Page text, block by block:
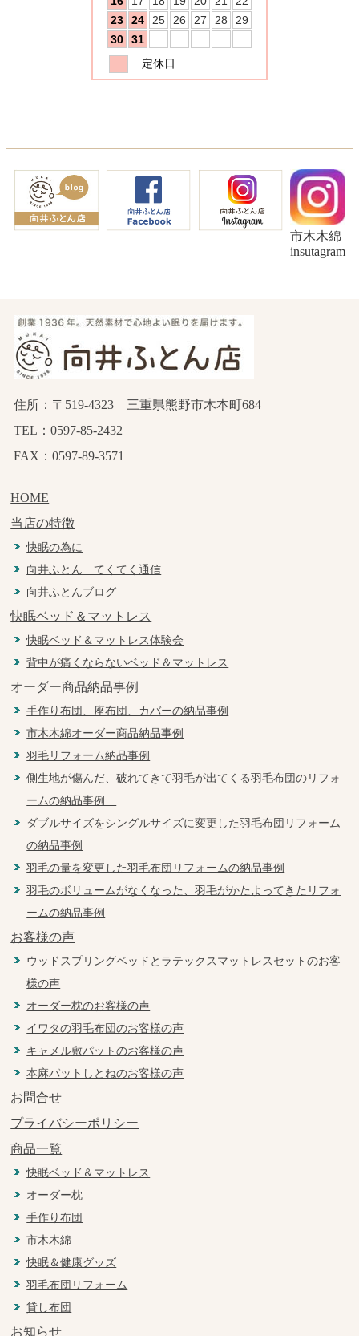
市木木綿
insutagram
住所：〒519-4323 三重県熊野市木本町684
TEL：0597-85-2432
FAX：0597-89-3571
HOME
当店の特徴
快眠の為に
向井ふとん てくてく通信
向井ふとんブログ
快眠ベッド＆マットレス
快眠ベッド＆マットレス体験会
背中が痛くならないベッド＆マットレス
オーダー商品納品事例
手作り布団、座布団、カバーの納品事例
市木木綿オーダー商品納品事例
羽毛リフォーム納品事例
側生地が傷んだ、破れてきて羽毛が出てくる羽毛布団のリフォ
ームの納品事例
ダブルサイズをシングルサイズに変更した羽毛布団リフォーム
の納品事例
羽毛の量を変更した羽毛布団リフォームの納品事例
羽毛のボリュームがなくなった、羽毛がかたよってきたリフォ
ームの納品事例
お客様の声
ウッドスプリングベッドとラテックスマットレスセットのお客
様の声
オーダー枕のお客様の声
イワタの羽毛布団のお客様の声
キャメル敷パットのお客様の声
本麻パットしとねのお客様の声
お問合せ
プライバシーポリシー
商品一覧
快眠ベッド＆マットレス
オーダー枕
手作り布団
市木木綿
快眠＆健康グッズ
羽毛布団リフォーム
貸し布団
お知らせ